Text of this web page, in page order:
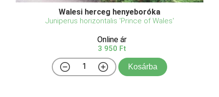
Walesi herceg henyeboróka
Juniperus horizontalis 'Prince of Wales'
Online ár
3 950 Ft
Kosárba